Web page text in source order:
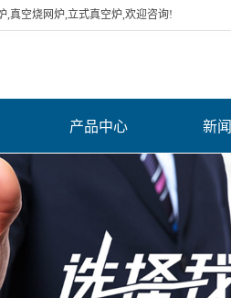
,真空烧网炉,立式真空炉,欢迎咨询!
产品中心
网带式超声波清
洗机
导热油炉
新
公
行
常